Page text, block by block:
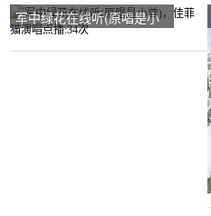
军中绿花在线听(原唱是小
曾)，佳菲猫演唱点播:34次